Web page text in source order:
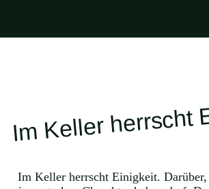
Im Keller herrscht
Im Keller herrscht Einigkeit. Darüber,